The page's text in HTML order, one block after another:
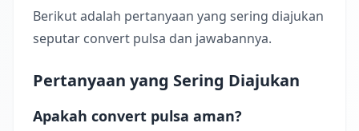
Berikut adalah pertanyaan yang sering diajukan
seputar convert pulsa dan jawabannya.
Pertanyaan yang Sering Diajukan
Apakah convert pulsa aman?